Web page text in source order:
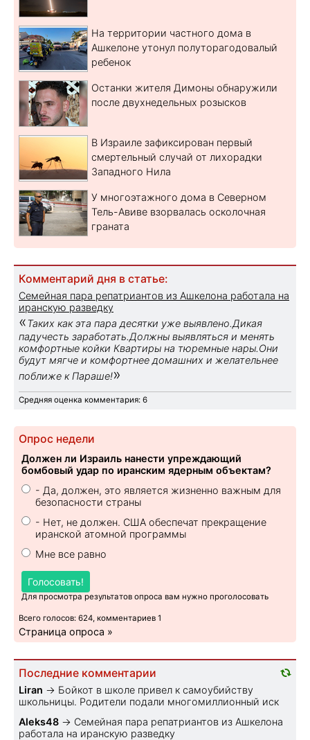
На территории частного дома в
Ашкелоне утонул полуторагодовалый
ребенок
Останки жителя Димоны обнаружили
после двухнедельных розысков
В Израиле зафиксирован первый
смертельный случай от лихорадки
Западного Нила
У многоэтажного дома в Северном
Тель-Авиве взорвалась осколочная
граната
Комментарий дня в статье:
Семейная пара репатриантов из Ашкелона работала на
иранскую разведку
«Таких как эта пара десятки уже выявлено.Дикая
падучесть заработать.Должны выявляться и менять
комфортные койки Квартиры на тюремные нары.Они
будут мягче и комфортнее домашних и желательнее
поближе к Параше!»
Средняя оценка комментария: 6
Опрос недели
Должен ли Израиль нанести упреждающий
бомбовый удар по иранским ядерным объектам?
- Да, должен, это является жизненно важным для
безопасности страны
- Нет, не должен. США обеспечат прекращение
иранской атомной программы
Мне все равно
Голосовать!
Для просмотра результатов опроса вам нужно проголосовать
Всего голосов: 624, комментариев 1
Страница опроса »
Последние комментарии
Liran → Бойкот в школе привел к самоубийству
школьницы. Родители подали многомиллионный иск
Aleks48 → Семейная пара репатриантов из Ашкелона
работала на иранскую разведку